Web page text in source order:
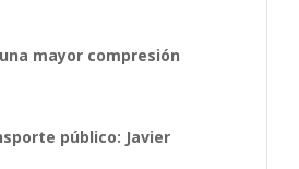
mayor compresión
público: Javier